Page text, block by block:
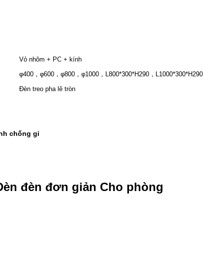
Vỏ nhôm + PC + kính
φ400，φ600，φ800，φ1000，L800*300*H290，L1000*300*H290
Đèn treo pha lê tròn
chống gỉ
đèn đơn giản Cho phòng